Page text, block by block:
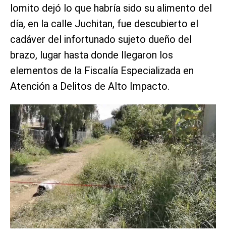
lomito dejó lo que habría sido su alimento del
día, en la calle Juchitan, fue descubierto el
cadáver del infortunado sujeto dueño del
brazo, lugar hasta donde llegaron los
elementos de la Fiscalía Especializada en
Atención a Delitos de Alto Impacto.